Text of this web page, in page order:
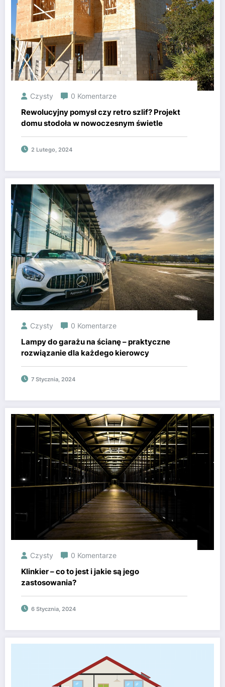
Czysty 0 Komentarze
Rewolucyjny pomysł czy retro szlif? Projekt
domu stodoła w nowoczesnym świetle
2 Lutego, 2024
Czysty 0 Komentarze
Lampy do garażu na ścianę – praktyczne
rozwiązanie dla każdego kierowcy
7 Stycznia, 2024
Czysty 0 Komentarze
Klinkier – co to jest i jakie są jego
zastosowania?
6 Stycznia, 2024